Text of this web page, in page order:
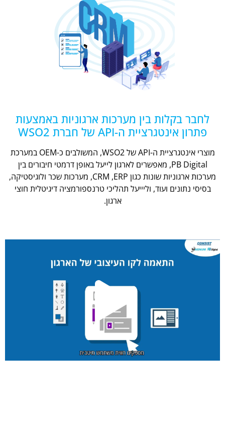
לחבר בקלות בין מערכות ארגוניות באמצעות
פתרון אינטגרציית ה-API של חברת WSO2
מוצרי אינטגרציית ה-API של WSO2, המשולבים כ-OEM במערכת
PB Digital, מאפשרים לארגון לייעל באופן דרמטי חיבורים בין
מערכות ארגוניות שונות כגון CRM ,ERP, מערכות שכר ולוגיסטיקה,
בסיסי נתונים ועוד, וליייעל תהליכי טרנספורמציה דיגיטלית חוצי
ארגון.